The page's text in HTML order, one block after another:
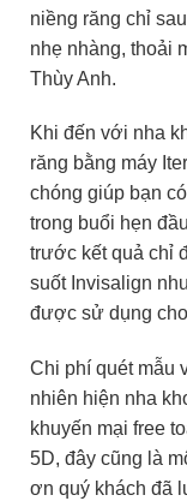
niềng răng chỉ
nhẹ nhàng, thoải
Thùy Anh.
Khi đến với nha
răng bằng máy
chóng giúp bạn
trong buổi hẹn
trước kết quả chỉ
suốt Invisalign
được sử dụng
Chi phí quét mẫu
nhiên hiện nha
khuyến mại free
5D, đây cũng là
ơn quý khách đã